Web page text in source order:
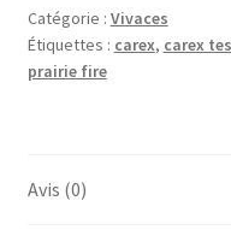
Catégorie : Vivaces
Étiquettes : carex, carex
prairie fire
Avis (0)